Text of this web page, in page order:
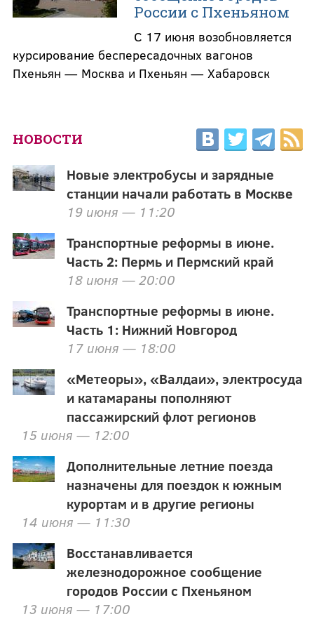
России с Пхеньяном
С 17 июня возобновляется
курсирование беспересадочных вагонов
Пхеньян — Москва и Пхеньян — Хабаровск
НОВОСТИ
Новые электробусы и зарядные
станции начали работать в Москве
19 июня — 11:20
Транспортные реформы в июне.
Часть 2: Пермь и Пермский край
18 июня — 20:00
Транспортные реформы в июне.
Часть 1: Нижний Новгород
17 июня — 18:00
«Метеоры», «Валдаи», электросуда
и катамараны пополняют
пассажирский флот регионов
15 июня — 12:00
Дополнительные летние поезда
назначены для поездок к южным
курортам и в другие регионы
14 июня — 11:30
Восстанавливается
железнодорожное сообщение
городов России с Пхеньяном
13 июня — 17:00